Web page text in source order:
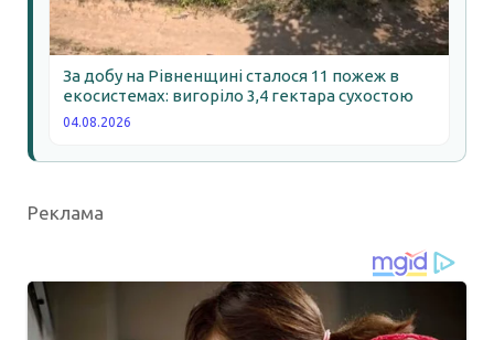
За добу на Рівненщині сталося 11 пожеж в
екосистемах: вигоріло 3,4 гектара сухостою
04.08.2026
Реклама